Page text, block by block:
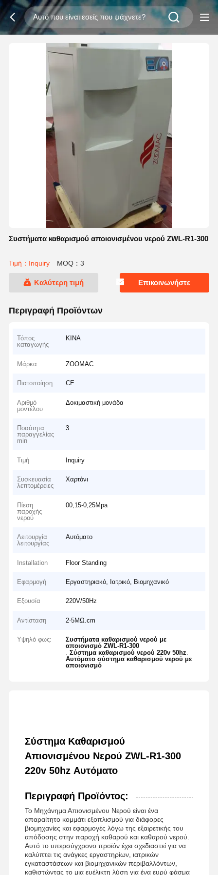
Συστήματα καθαρισμού αποιονισμένου νερού ZWL-R1-300
Τιμή：Inquiry MOQ：3
Καλύτερη τιμή Επικοινωνήστε
Περιγραφή Προϊόντων
Τόπος
καταγωγής
ΚΙΝΑ
Μάρκα ZOOMAC
Πιστοποίηση CE
Αριθμό
μοντέλου
Δοκιμαστική μονάδα
Ποσότητα
παραγγελίας
min
3
Τιμή Inquiry
Συσκευασία
λεπτομέρειες
Χαρτόνι
Πίεση
παροχής
νερού
00,15-0,25Mpa
Λειτουργία
λειτουργίας
Αυτόματο
Installation Floor Standing
Εφαρμογή Εργαστηριακό, Ιατρικό, Βιομηχανικό
Εξουσία 220V/50Hz
Αντίσταση 2-5MΩ.cm
Υψηλό φως:
Συστήματα καθαρισμού νερού με
αποιονισμό ZWL-R1-300
,Σύστημα καθαρισμού νερού 220v 50hz,
Αυτόματο σύστημα καθαρισμού νερού με
αποιονισμό
Σύστημα Καθαρισμού
Απιονισμένου Νερού ZWL-R1-300
220v 50hz Αυτόματο
Περιγραφή Προϊόντος:
Το Μηχάνημα Απιονισμένου Νερού είναι ένα
απαραίτητο κομμάτι εξοπλισμού για διάφορες
βιομηχανίες και εφαρμογές λόγω της εξαιρετικής του
απόδοσης στην παροχή καθαρού και καθαρού νερού.
Αυτό το υπερσύγχρονο προϊόν έχει σχεδιαστεί για να
καλύπτει τις ανάγκες εργαστηρίων, ιατρικών
εγκαταστάσεων και βιομηχανικών περιβαλλόντων,
καθιστώντας το μια ευέλικτη λύση για ένα ευρύ φάσμα